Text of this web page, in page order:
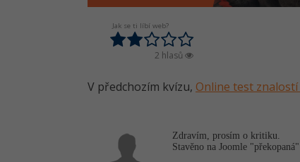
Jak se ti líbí web?
2 hlasů
V předchozím kvízu, Online test znalostí
Zdravím, prosím o kritiku.
Stavěno na Joomle